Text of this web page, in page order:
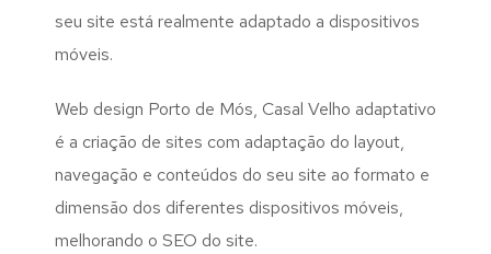
seu site está realmente adaptado a dispositivos
móveis.
Web design Porto de Mós, Casal Velho adaptativo
é a criação de sites com adaptação do layout,
navegação e conteúdos do seu site ao formato e
dimensão dos diferentes dispositivos móveis,
melhorando o SEO do site.